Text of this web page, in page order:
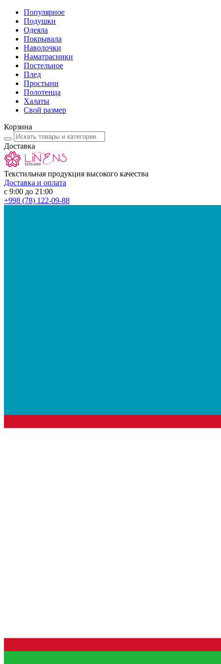
Популярное
Подушки
Одеяла
Покрывала
Наволочки
Наматрасники
Постельное
Плед
Простыни
Полотенца
Халаты
Свой размер
Корзина
Доставка
Текстильная продукция высокого качества
Доставка и оплата
с 9:00 до 21:00
+998 (78) 122-09-88